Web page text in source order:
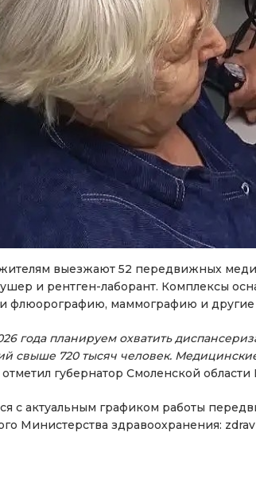
выезжают 52 передвижных
и рентген-лаборант. Комплексы
флюорографию, маммографию и
года планируем охватить
свыше 720 тысяч человек.
губернатор Смоленской
с актуальным графиком работы
Министерства здравоохранения: